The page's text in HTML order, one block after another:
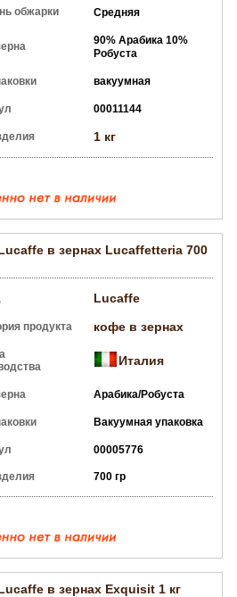
обжарки Средняя
90% Арабика 10%
Робуста
вакуумная
00011144
1 кг
в зернах Lucaffetteria 700
Lucaffe
продукта кофе в зернах
Италия
Арабика/Робуста
Вакуумная упаковка
00005776
700 гр
в зернах Exquisit 1 кг